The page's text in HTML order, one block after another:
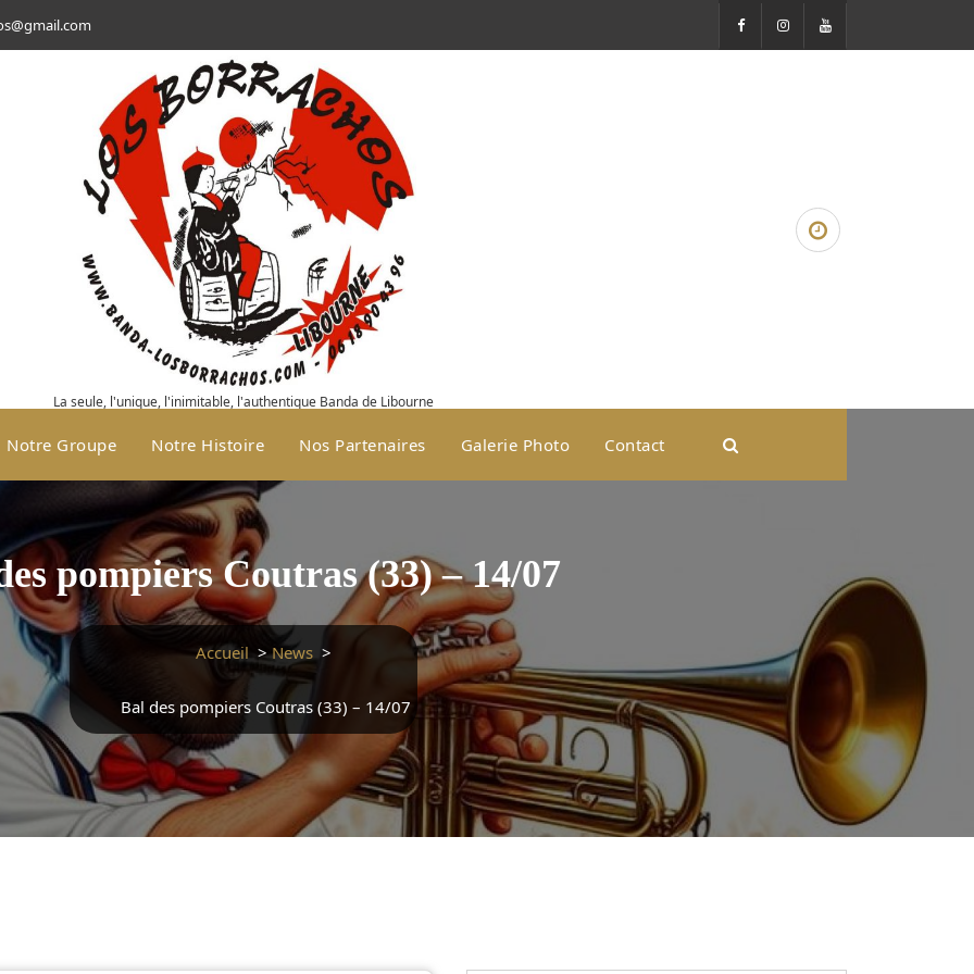
La seule, l'unique, l'inimitable, l'authentique Banda de Libourne
Notre Groupe Notre Histoire Nos Partenaires Galerie Photo Contact
pompiers Coutras (33) – 14/07
Accueil>News>
Bal des pompiers Coutras (33) – 14/07